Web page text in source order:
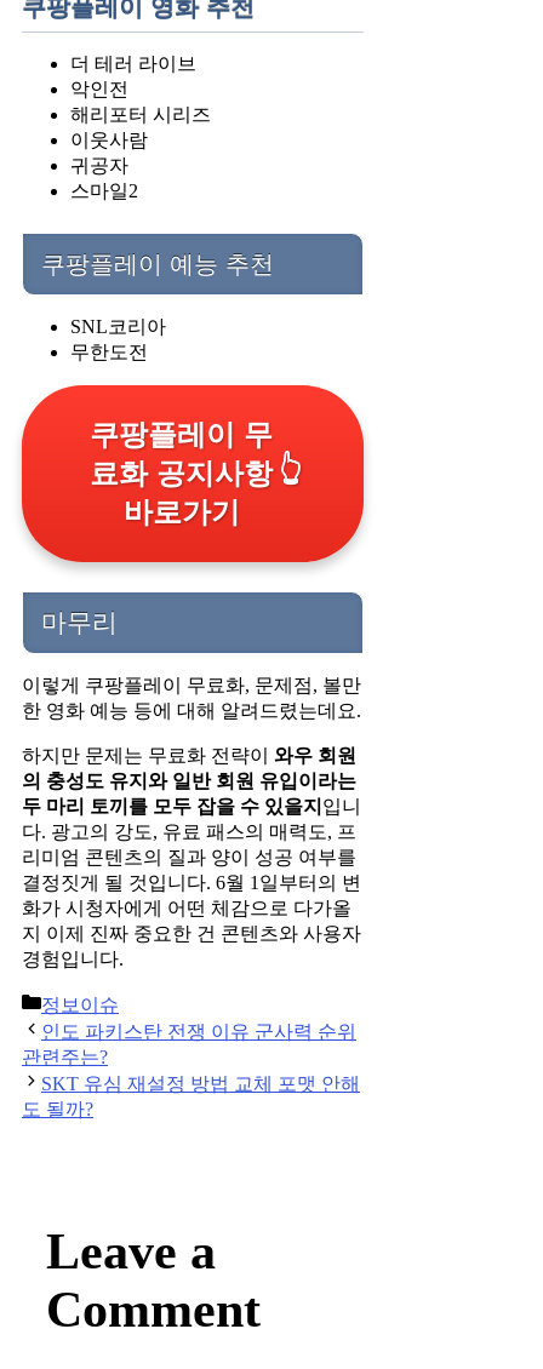
쿠팡플레이 영화 추천
더 테러 라이브
악인전
해리포터 시리즈
이웃사람
귀공자
스마일2
쿠팡플레이 예능 추천
SNL코리아
무한도전
쿠팡플레이 무
료화 공지사항
바로가기
👆
마무리
이렇게 쿠팡플레이 무료화, 문제점, 볼만
한 영화 예능 등에 대해 알려드렸는데요.
하지만 문제는 무료화 전략이 와우 회원
의 충성도 유지와 일반 회원 유입이라는
두 마리 토끼를 모두 잡을 수 있을지 입니
다. 광고의 강도, 유료 패스의 매력도, 프
리미엄 콘텐츠의 질과 양이 성공 여부를
결정짓게 될 것입니다. 6월 1일부터의 변
화가 시청자에게 어떤 체감으로 다가올
지 이제 진짜 중요한 건 콘텐츠와 사용자
경험입니다.
Categories
정보이슈
Post
navigation
인도 파키스탄 전쟁 이유 군사력 순위
관련주는?
SKT 유심 재설정 방법 교체 포맷 안해
도 될까?
Leave a
Comment